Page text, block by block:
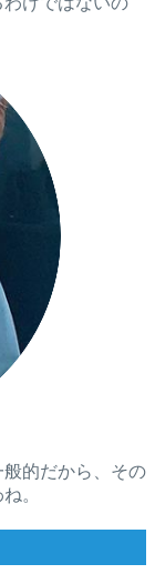
的だから、その
。